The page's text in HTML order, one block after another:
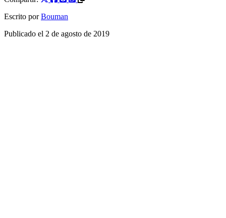
Escrito por Bouman
Publicado el 2 de agosto de 2019